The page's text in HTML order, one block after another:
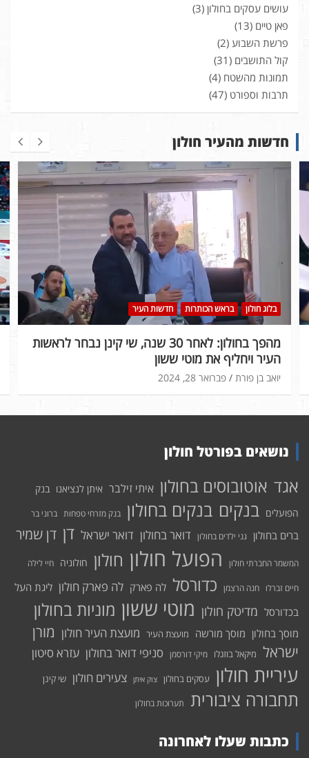
עושים עסקים בחולון (3)
פאן טיים (13)
פרשת השבוע (2)
קול התושבים (31)
תמונות מהשטח (4)
תרבות וספורט (47)
חדשות מהעיר חולון
בלוג חולון בראש הכותרות חדשות העיר
מהפך בחולון: לאחר 30 שנה, שי קינן נבחר לראשות
העיר ויחליף את מוטי ששון
פברואר 28, 2024 יואב בן פורת
נושאים בפורטל חולון
אגד אוטובוסים בחולון איתי זילבר איתן לנציאנו בנק
הפועלים בנקים בנקים בחולון בנק מזרחי טפחות ברוני בר
ברים בחולון גני ילדים בחולון דואר בחולון דואר ישראל דן דן שמיר
המשמר החברתי חולון הפועל חולון חולון חולוניה חיי לילה
חיים זברלו חנה הרצמן כדורסל לה פארק לה פארק חולון ליגת העל
בכדורסל מדיטק חולון מוטי ששון מוניות בחולון
מוסך בחולון מוסך מורשה מועצת העיר מועצת העיר חולון מורן
ישראל מיקאל בוזגלו מיקי דורסמן סניפי דואר בחולון עזרא סיטון
עיריית חולון עסקים בחולון צוק איתן צעירים חולון שי קינן
תחבורה ציבורית תערוכות בחולון
כתבות שעלו לאחרונה